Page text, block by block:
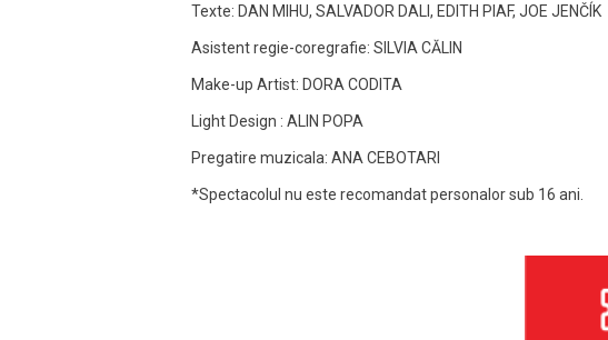
Texte: DAN MIHU, SALVADOR DALI, EDITH PIAF, JOE JENČÍK
Asistent regie-coregrafie: SILVIA CĂLIN
Make-up Artist: DORA CODITA
Light Design : ALIN POPA
Pregatire muzicala: ANA CEBOTARI
*Spectacolul nu este recomandat personalor sub 16 ani.